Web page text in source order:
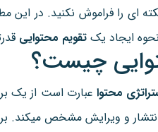
ای را فراموش نکنید. در
ایجاد یک تقویم محتوایی
چیست؟
محتواعبارت است از یک
و ویرایش مشخص میکند.